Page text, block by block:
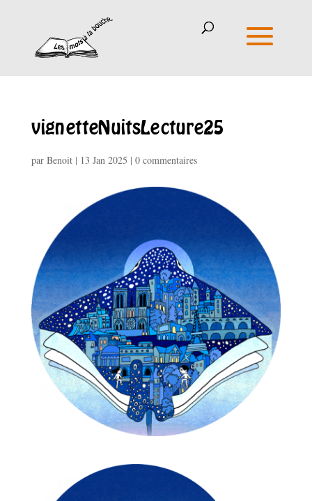
vignetteNuitsLecture25
par Benoit| 13 Jan 2025 | 0 commentaires